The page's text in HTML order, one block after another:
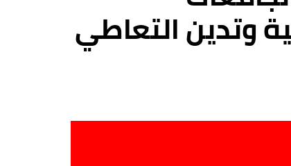
وتدين التعاطي